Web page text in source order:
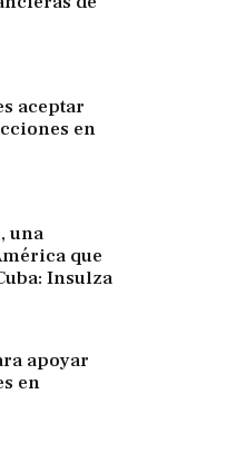
aceptar
en
una
que
Insulza
apoyar
en